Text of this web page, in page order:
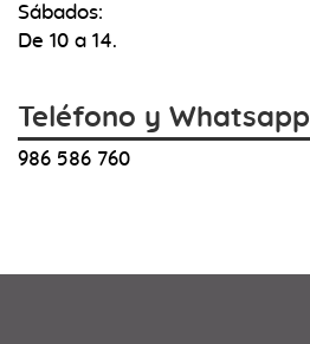
Sábados:
De 10 a 14.
Teléfono y Whatsapp
986 586 760